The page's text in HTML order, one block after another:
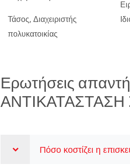
Τάσος, Διαχειριστής
πολυκατοικίας
Ερωτήσεις
Πόσο κοστίζει η